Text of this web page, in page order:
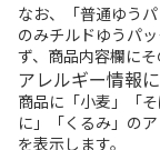
なお、「普通ゆう
のみチルドゆうパ
ず、商品内容欄にそ
アレルギー情報
商品に「小麦」「
に」「くるみ」の
を表示します。